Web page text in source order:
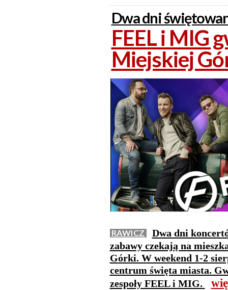
Dwa dni
FEEL i MIG
Miejskiej
RAWICZ
Dwa dni
zabawy czekają na
Górki. W weekend 1-2
centrum święta miasta.
zespoły FEEL i MIG.